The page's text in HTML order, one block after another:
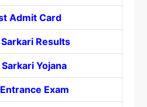
Admit Card
Results
Yojana
Entrance Exam